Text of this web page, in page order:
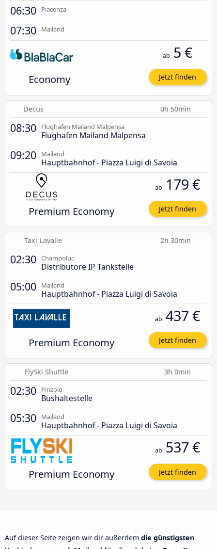
06:30 Piacenza
07:30 Mailand
Economy
ab 5 €
Jetzt finden
Decus 0h 50min
08:30 Flughafen Mailand Malpensa
Flughafen Mailand Malpensa
09:20 Mailand
Hauptbahnhof - Piazza Luigi di Savoia
Premium Economy
ab 179 €
Jetzt finden
Taxi Lavalle 2h 30min
02:30 Champoluc
Distributore IP Tankstelle
05:00 Mailand
Hauptbahnhof - Piazza Luigi di Savoia
Premium Economy
ab 437 €
Jetzt finden
FlySki Shuttle 3h 0min
02:30 Pinzolo
Bushaltestelle
05:30 Mailand
Hauptbahnhof - Piazza Luigi di Savoia
Premium Economy
ab 537 €
Jetzt finden
Auf dieser Seite zeigen wir dir außerdem die günstigsten